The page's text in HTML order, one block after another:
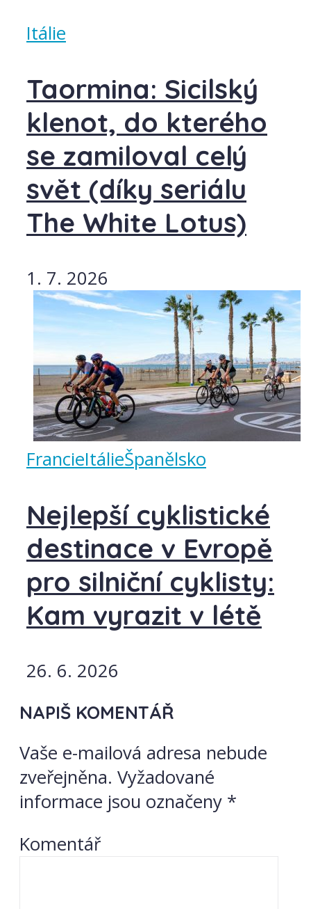
Itálie
Taormina: Sicilský
klenot, do kterého
se zamiloval celý
svět (díky seriálu
The White Lotus)
1. 7. 2026
FrancieItálieŠpanělsko
Nejlepší cyklistické
destinace v Evropě
pro silniční cyklisty:
Kam vyrazit v létě
26. 6. 2026
NAPIŠ KOMENTÁŘ
Vaše e-mailová adresa nebude
zveřejněna. Vyžadované
informace jsou označeny *
Komentář